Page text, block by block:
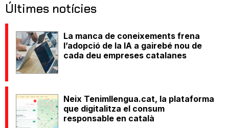
Últimes notícies
La manca de coneixements frena
l’adopció de la IA a gairebé nou de
cada deu empreses catalanes
Neix Tenimllengua.cat, la plataforma
que digitalitza el consum
responsable en català